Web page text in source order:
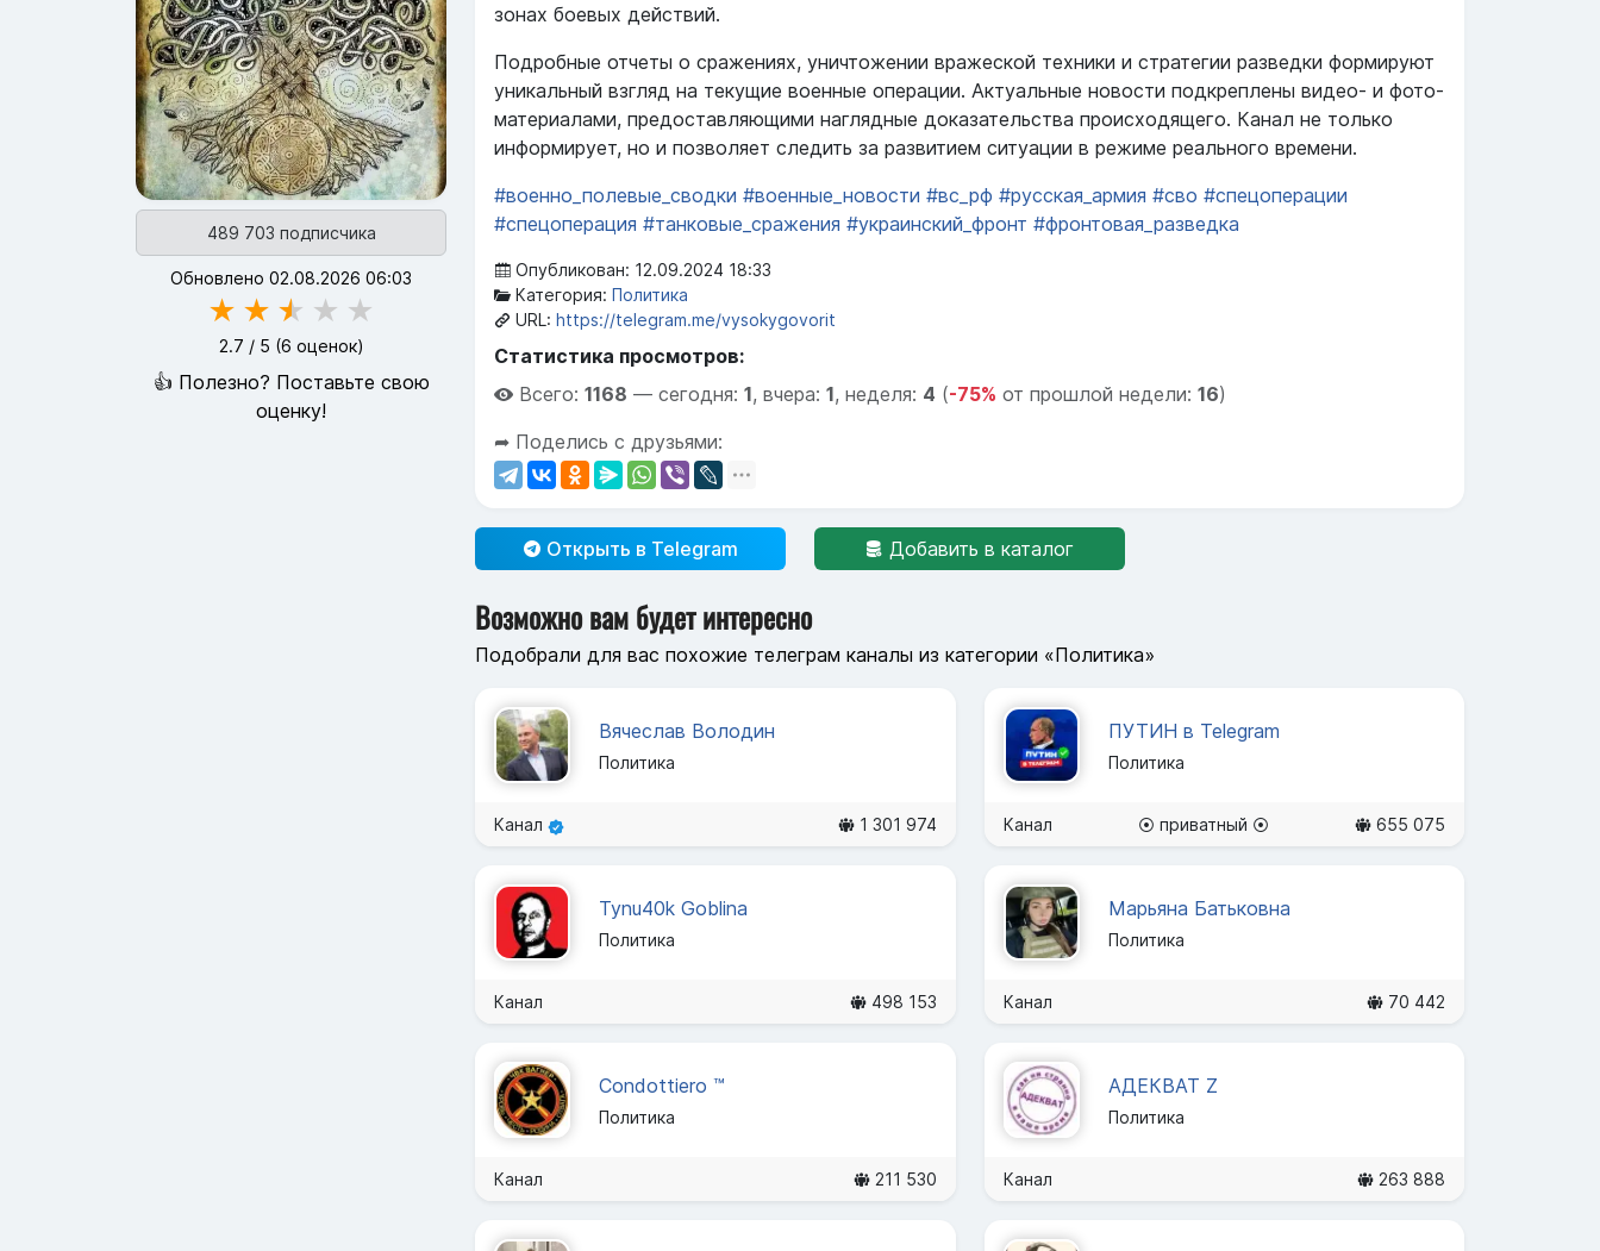
489 703 подписчика
Обновлено 02.08.2026 06:03
★ ★ ★ ★ ★
2.7 / 5 (6 оценок)
👍 Полезно? Поставьте свою
оценку!
зонах боевых действий.
Подробные отчеты о сражениях, уничтожении вражеской техники и стратегии разведки формируют
уникальный взгляд на текущие военные операции. Актуальные новости подкреплены видео- и фото-
материалами, предоставляющими наглядные доказательства происходящего. Канал не только
информирует, но и позволяет следить за развитием ситуации в режиме реального времени.
#военно_полевые_сводки #военные_новости #вс_рф #русская_армия #сво #спецоперации
#спецоперация #танковые_сражения #украинский_фронт #фронтовая_разведка
Опубликован: 12.09.2024 18:33
Категория: Политика
URL: https://telegram.me/vysokygovorit
Статистика просмотров:
Всего: 1168 — сегодня: 1, вчера: 1, неделя: 4 (-75% от прошлой недели: 16)
➦ Поделись с друзьями:
Открыть в Telegram Добавить в каталог
Возможно вам будет интересно
Подобрали для вас похожие телеграм каналы из категории «Политика»
Вячеслав Володин
Политика
Канал 1 301 974
ПУТИН в Telegram
Политика
Канал ⦿ приватный ⦿ 655 075
Tynu40k Goblina
Политика
Канал 498 153
Марьяна Батьковна
Политика
Канал 70 442
Condottiero ™
Политика
Канал 211 530
АДЕКВАТ Z
Политика
Канал 263 888